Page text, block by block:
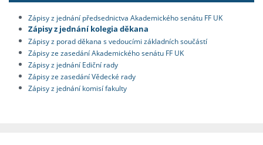
Zápisy z jednání předsednictva Akademického senátu FF UK
Zápisy z jednání kolegia děkana
Zápisy z porad děkana s vedoucími základních součástí
Zápisy ze zasedání Akademického senátu FF UK
Zápisy z jednání Ediční rady
Zápisy ze zasedání Vědecké rady
Zápisy z jednání komisí fakulty